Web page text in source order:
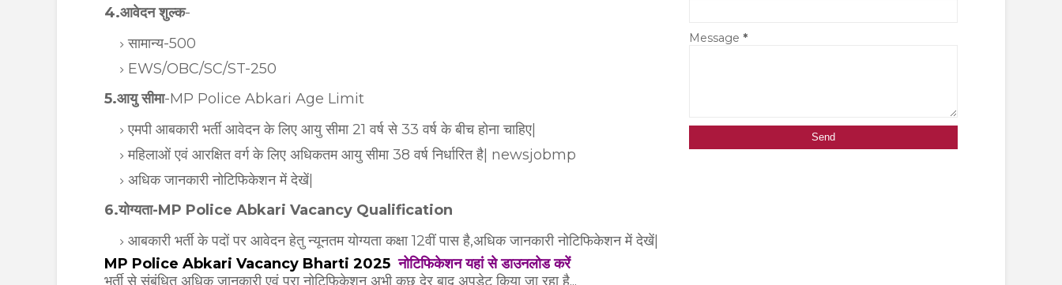
4.आवेदन शुल्क-
सामान्य-500
EWS/OBC/SC/ST-250
5.आयु सीमा-MP Police Abkari Age Limit
एमपी आबकारी भर्ती आवेदन के लिए आयु सीमा 21 वर्ष से 33 वर्ष के बीच होना चाहिए|
महिलाओं एवं आरक्षित वर्ग के लिए अधिकतम आयु सीमा 38 वर्ष निर्धारित है| newsjobmp
अधिक जानकारी नोटिफिकेशन में देखें|
6.योग्यता-MP Police Abkari Vacancy Qualification
आबकारी भर्ती के पदों पर आवेदन हेतु न्यूनतम योग्यता कक्षा 12वीं पास है,अधिक जानकारी नोटिफिकेशन में देखें|
MP Police Abkari Vacancy Bharti 2025 नोटिफिकेशन यहां से डाउनलोड करें
भर्ती से संबंधित अधिक जानकारी एवं पूरा नोटिफिकेशन अभी कुछ देर बाद अपडेट किया जा रहा है...
Message *